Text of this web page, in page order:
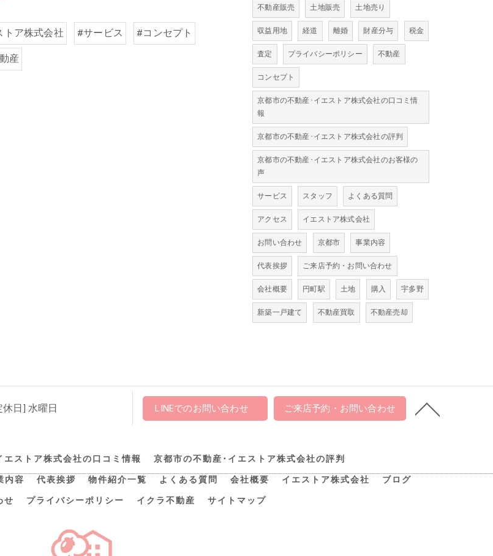
トア株式会社 #サービス #コンセプト
産
不動産販売 土地販売 土地売り
収益用地 経道 離婚 財産分与 税金
査定 プライバシーポリシー 不動産
コンセプト
京都市の不動産･イエストア株式会社の口コミ情
報
京都市の不動産･イエストア株式会社の評判
京都市の不動産･イエストア株式会社のお客様の
声
サービス スタッフ よくある質問
アクセス イエストア株式会社
お問い合わせ 京都市 事業内容
代表挨拶 ご来店予約・お問い合わせ
会社概要 円町駅 土地 購入 宇多野
新築一戸建て 不動産買取 不動産売却
日] 水曜日 LINEでのお問い合わせ ご来店予約・お問い合わせ
エストア株式会社の口コミ情報 京都市の不動産･イエストア株式会社の評判
内容 代表挨拶 物件紹介一覧 よくある質問 会社概要 イエストア株式会社 ブログ
せ プライバシーポリシー イクラ不動産 サイトマップ